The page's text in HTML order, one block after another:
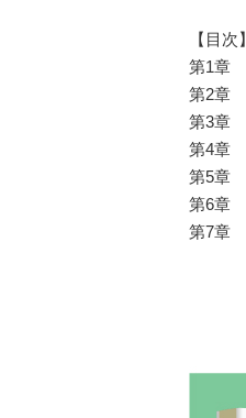
【目次】
第1章
第2章
第3章
第4章
第5章
第6章
第7章